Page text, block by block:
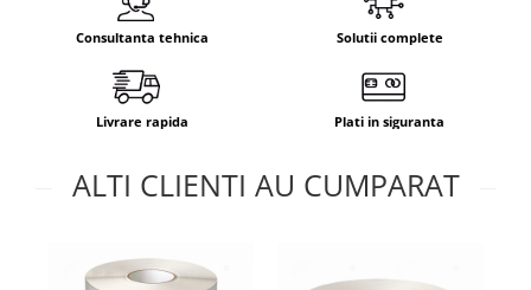
Consultanta tehnica Solutii complete
Livrare rapida Plati in siguranta
ALTI CLIENTI AU CUMPARAT